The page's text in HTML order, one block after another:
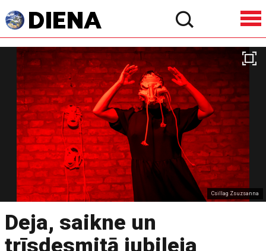
Csillag Zsuzsanna
Deja, saikne un
trīsdesmitā jubileja